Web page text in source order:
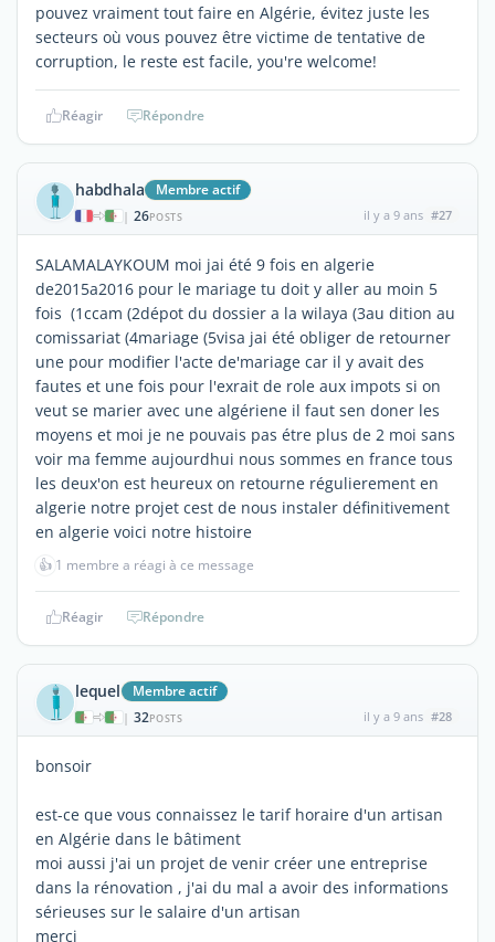
pouvez vraiment tout faire en Algérie, évitez juste les
secteurs où vous pouvez être victime de tentative de
corruption, le reste est facile, you're welcome!
Réagir Répondre
habdhala Membre actif
| 26POSTS il y a 9 ans #27
SALAMALAYKOUM moi jai été 9 fois en algerie
de2015a2016 pour le mariage tu doit y aller au moin 5
fois (1ccam (2dépot du dossier a la wilaya (3au dition au
comissariat (4mariage (5visa jai été obliger de retourner
une pour modifier l'acte de'mariage car il y avait des
fautes et une fois pour l'exrait de role aux impots si on
veut se marier avec une algériene il faut sen doner les
moyens et moi je ne pouvais pas étre plus de 2 moi sans
voir ma femme aujourdhui nous sommes en france tous
les deux'on est heureux on retourne régulierement en
algerie notre projet cest de nous instaler définitivement
en algerie voici notre histoire
👍 1 membre a réagi à ce message
Réagir Répondre
lequel Membre actif
| 32POSTS il y a 9 ans #28
bonsoir
est-ce que vous connaissez le tarif horaire d'un artisan
en Algérie dans le bâtiment
moi aussi j'ai un projet de venir créer une entreprise
dans la rénovation , j'ai du mal a avoir des informations
sérieuses sur le salaire d'un artisan
merci